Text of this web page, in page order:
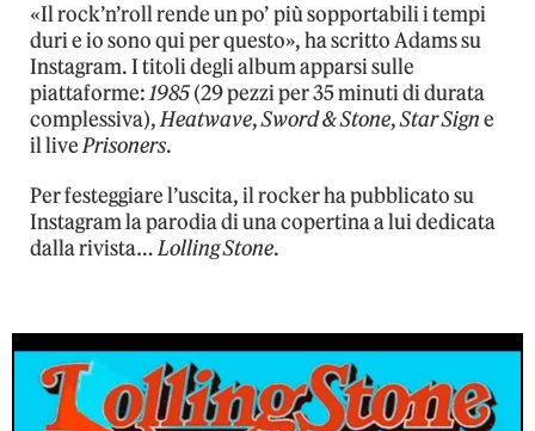
«Il rock’n’roll rende un po’ più sopportabili i tempi
duri e io sono qui per questo», ha scritto Adams su
Instagram. I titoli degli album apparsi sulle
piattaforme:1985(29 pezzi per 35 minuti di durata
complessiva),Heatwave,Sword & Stone,Star Signe
il livePrisoners.
Per festeggiare l’uscita, il rocker ha pubblicato su
Instagram la parodia di una copertina a lui dedicata
dalla rivista…Lolling Stone.